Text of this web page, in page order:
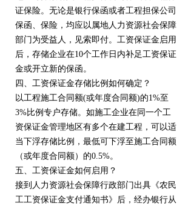
证保险。无论是银行保函或者工程担保公司
保函、保险，均应以属地人力资源社会保障
部门为受益人，见索即付。工资保证金启用
后，存储企业在10个工作日内补足工资保证
金或开立新的保函。
四、工资保证金存储比例如何确定？
以工程施工合同额(或年度合同额)的1%至
3%比例专户存储。如施工企业在同一个工
资保证金管理地区有多个在建工程，可以适
当下浮存储比例，最低可下浮至施工合同额
（或年度合同额）的0.5%。
五、工资保证金如何启用？
接到人力资源社会保障行政部门出具《农民
工工资保证金支付通知书》后，经办银行从